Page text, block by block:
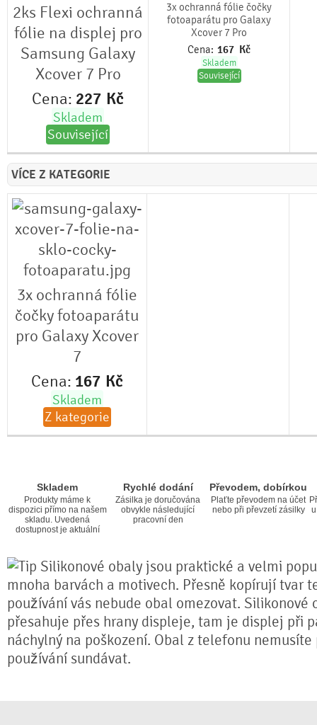
2ks Flexi ochranná
fólie na displej pro
Samsung Galaxy
Xcover 7 Pro
Cena: 227 Kč
Skladem
Související
3x ochranná fólie čočky
fotoaparátu pro Galaxy
Xcover 7 Pro
Cena: 167 Kč
Skladem
Související
VÍCE Z KATEGORIE
3x ochranná fólie
čočky fotoaparátu
pro Galaxy Xcover
7
Cena: 167 Kč
Skladem
Z kategorie
Skladem
Produkty máme k
dispozici přímo na našem
skladu. Uvedená
dostupnost je aktuální
Rychlé dodání
Zásilka je doručována
obvykle následující
pracovní den
Převodem, dobírkou
Plaťte převodem na účet
nebo při převzetí zásilky
Silikonové obaly jsou praktické a velmi
mnoha barvách a motivech. Přesně kopírují tvar
používání vás nebude obal omezovat. Silikonové
přesahuje přes hrany displeje, tam je displej při
náchylný na poškození. Obal z telefonu
používání sundávat.